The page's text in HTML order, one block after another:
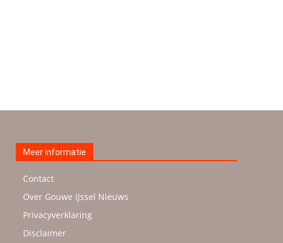
Meer informatie
Contact
Over Gouwe IJssel Nieuws
Privacyverklaring
Disclaimer